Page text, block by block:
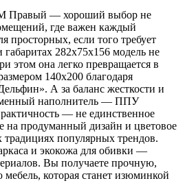
М Правый — хороший выбор не
где важен каждый
просторных, если того требует
282х75х156 модель не
этом она легко превращается в
140х200 благодаря
А за баланс жесткости и
наполнитель — ППУ
— не единственное
на продуманный дизайн и цветовое
популярных трендов.
и экокожа для обивки —
Вы получаете прочную,
которая станет изюминкой